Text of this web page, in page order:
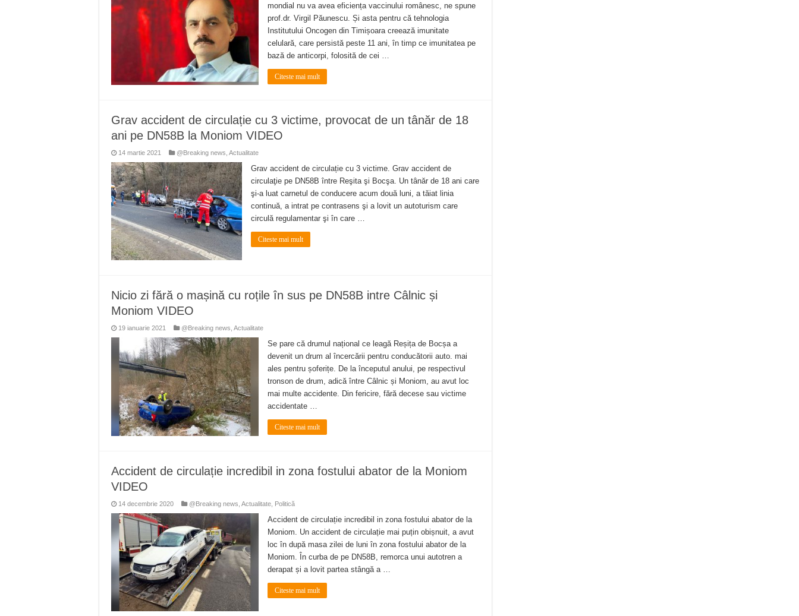
mondial nu va avea eficiența vaccinului românesc, ne spune
prof.dr. Virgil Păunescu. Și asta pentru că tehnologia
Institutului Oncogen din Timișoara creează imunitate
celulară, care persistă peste 11 ani, în timp ce imunitatea pe
bază de anticorpi, folosită de cei …
Citeste mai mult
Grav accident de circulație cu 3 victime, provocat de un tânăr de 18
ani pe DN58B la Moniom VIDEO
14 martie 2021 @Breaking news Actualitate
Grav accident de circulație cu 3 victime. Grav accident de
circulaţie pe DN58B între Reşita şi Bocşa. Un tânăr de 18 ani care
şi-a luat carnetul de conducere acum două luni, a tăiat linia
continuă, a intrat pe contrasens şi a lovit un autoturism care
circulă regulamentar şi în care …
Citeste mai mult
Nicio zi fără o mașină cu roțile în sus pe DN58B intre Câlnic și
Moniom VIDEO
19 ianuarie 2021 @Breaking news Actualitate
Se pare că drumul național ce leagă Reșița de Bocșa a
devenit un drum al încercării pentru conducătorii auto. mai
ales pentru șoferițe. De la începutul anului, pe respectivul
tronson de drum, adică între Câlnic și Moniom, au avut loc
mai multe accidente. Din fericire, fără decese sau victime
accidentate …
Citeste mai mult
Accident de circulație incredibil in zona fostului abator de la Moniom
VIDEO
14 decembrie 2020 @Breaking news Actualitate Politică
Accident de circulație incredibil in zona fostului abator de la
Moniom. Un accident de circulație mai puțin obișnuit, a avut
loc în după masa zilei de luni în zona fostului abator de la
Moniom. În curba de pe DN58B, remorca unui autotren a
derapat și a lovit partea stângă a …
Citeste mai mult